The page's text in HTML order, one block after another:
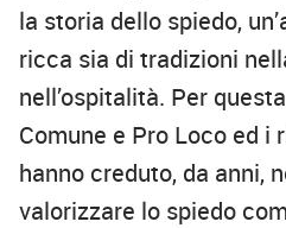
la storia dello spiedo,
ricca sia di tradizioni
nell’ospitalità. Per
Comune e Pro Loco ed i
hanno creduto, da anni,
valorizzare lo spiedo